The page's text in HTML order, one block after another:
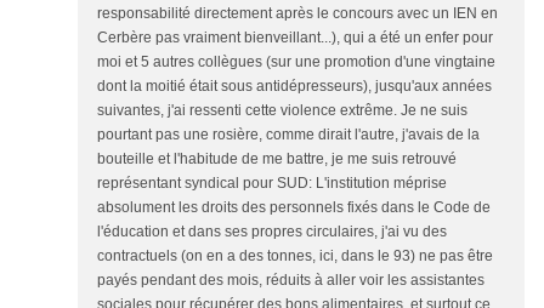
responsabilité directement après le concours avec un IEN en
Cerbère pas vraiment bienveillant...), qui a été un enfer pour
moi et 5 autres collègues (sur une promotion d'une vingtaine
dont la moitié était sous antidépresseurs), jusqu'aux années
suivantes, j'ai ressenti cette violence extrême. Je ne suis
pourtant pas une rosière, comme dirait l'autre, j'avais de la
bouteille et l'habitude de me battre, je me suis retrouvé
représentant syndical pour SUD: L'institution méprise
absolument les droits des personnels fixés dans le Code de
l'éducation et dans ses propres circulaires, j'ai vu des
contractuels (on en a des tonnes, ici, dans le 93) ne pas être
payés pendant des mois, réduits à aller voir les assistantes
sociales pour récupérer des bons alimentaires, et surtout ce